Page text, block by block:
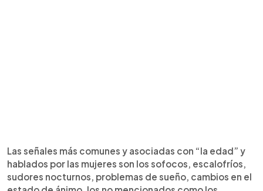
Las señales más comunes y asociadas con “la edad” y
hablados por las mujeres son los sofocos, escalofríos,
sudores nocturnos, problemas de sueño, cambios en el